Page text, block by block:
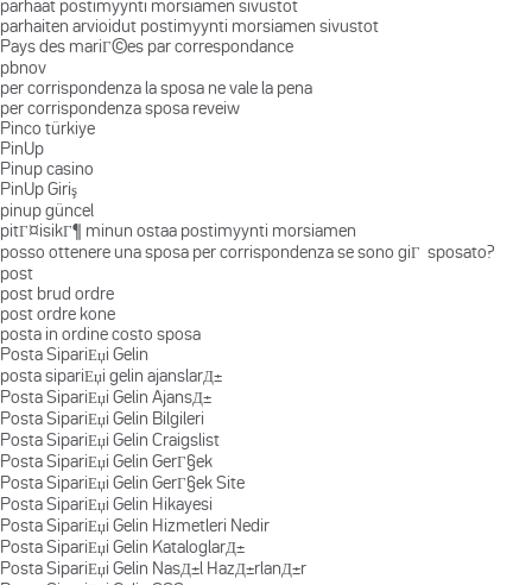
parhaat postimyynti morsiamen sivustot
parhaiten arvioidut postimyynti morsiamen sivustot
Pays des mariГ©es par correspondance
pbnov
per corrispondenza la sposa ne vale la pena
per corrispondenza sposa reveiw
Pinco türkiye
PinUp
Pinup casino
PinUp Giriş
pinup güncel
pitГ¤isikГ¶ minun ostaa postimyynti morsiamen
posso ottenere una sposa per corrispondenza se sono giГ sposato?
post
post brud ordre
post ordre kone
posta in ordine costo sposa
Posta SipariЕџi Gelin
posta sipariЕџi gelin ajanslarД±
Posta SipariЕџi Gelin AjansД±
Posta SipariЕџi Gelin Bilgileri
Posta SipariЕџi Gelin Craigslist
Posta SipariЕџi Gelin GerГ§ek
Posta SipariЕџi Gelin GerГ§ek Site
Posta SipariЕџi Gelin Hikayesi
Posta SipariЕџi Gelin Hizmetleri Nedir
Posta SipariЕџi Gelin KataloglarД±
Posta SipariЕџi Gelin NasД±l HazД±rlanД±r